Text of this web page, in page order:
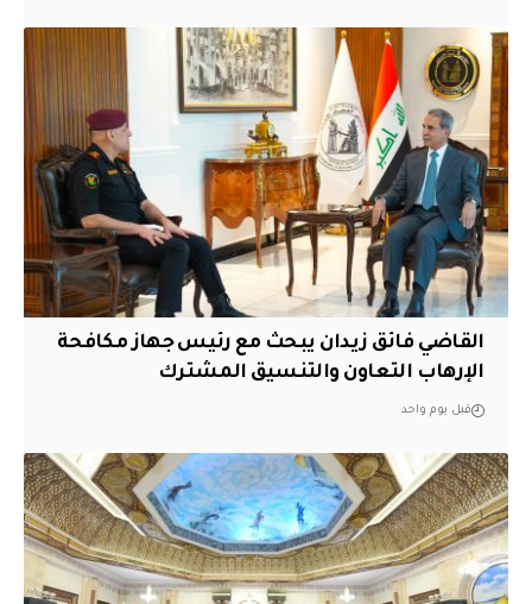
القاضي فائق زيدان يبحث مع رئيس جهاز مكافحة
الإرهاب التعاون والتنسيق المشترك
قبل يوم واحد